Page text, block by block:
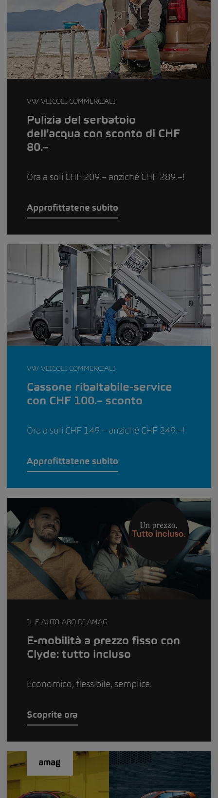
VW VEICOLI COMMERCIALI
Pulizia del serbatoio
dell’acqua con sconto di CHF
80.–
Ora a soli CHF 209.– anziché CHF 289.–!
Approfittatene subito
VW VEICOLI COMMERCIALI
Cassone ribaltabile-service
con CHF 100.– sconto
Ora a soli CHF 149.– anziché CHF 249.–!
Approfittatene subito
IL E-AUTO-ABO DI AMAG
E-mobilità a prezzo fisso con
Clyde: tutto incluso
Economico, flessibile, semplice.
Scoprite ora